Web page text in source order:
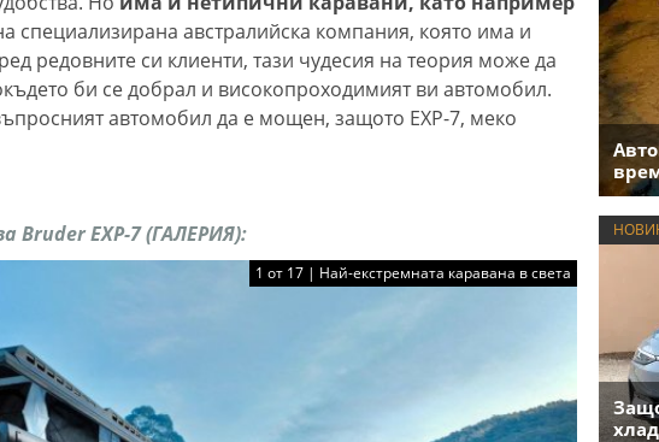
специализирана австралийска компания, която има и
редовните си клиенти, тази чудесия на теория може да
би се добрал и високопроходимият ви автомобил.
автомобил да е мощен, защото EXP-7, меко
Bruder EXP-7 (ГАЛЕРИЯ):
1 от 17 | Най-екстремната каравана в света